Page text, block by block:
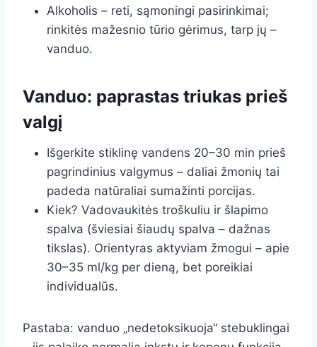
Alkoholis – reti, sąmoningi pasirinkimai;
rinkitės mažesnio tūrio gėrimus, tarp jų –
vanduo.
Vanduo: paprastas triukas prieš
valgį
Išgerkite stiklinę vandens 20–30 min prieš
pagrindinius valgymus – daliai žmonių tai
padeda natūraliai sumažinti porcijas.
Kiek? Vadovaukitės troškuliu ir šlapimo
spalva (šviesiai šiaudų spalva – dažnas
tikslas). Orientyras aktyviam žmogui – apie
30–35 ml/kg per dieną, bet poreikiai
individualūs.
Pastaba: vanduo „nedetoksikuoja“ stebuklingai